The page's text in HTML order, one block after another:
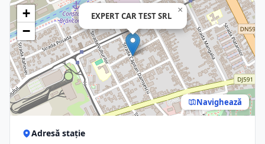
EXPERT CAR TEST SRL
×
+
−
Navighează
Adresă stație